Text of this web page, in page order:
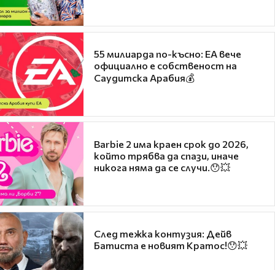
55 милиарда по-късно: EA вече
официално е собственост на
Саудитска Арабия💰
Barbie 2 има краен срок до 2026,
който трябва да спази, иначе
никога няма да се случи.😯💥
След тежка контузия: Дейв
Батиста е новият Кратос!😯💥